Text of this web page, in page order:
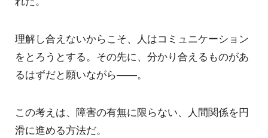
理解し合えないからこそ、人はコミュニケーション
をとろうとする。その先に、分かり合えるものがあ
るはずだと願いながら――。
この考えは、障害の有無に限らない、人間関係を円
滑に進める方法だ。